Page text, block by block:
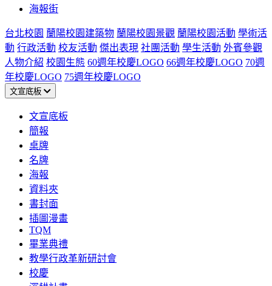
海報街
台北校園 蘭陽校園建築物 蘭陽校園景觀 蘭陽校園活動 學術活
動 行政活動 校友活動 傑出表現 社團活動 學生活動 外賓參觀
人物介紹 校園生態 60週年校慶LOGO 66週年校慶LOGO 70週
年校慶LOGO 75週年校慶LOGO
文宣底板
文宣底板
簡報
桌牌
名牌
海報
資料夾
書封面
插圖漫畫
TQM
畢業典禮
教學行政革新研討會
校慶